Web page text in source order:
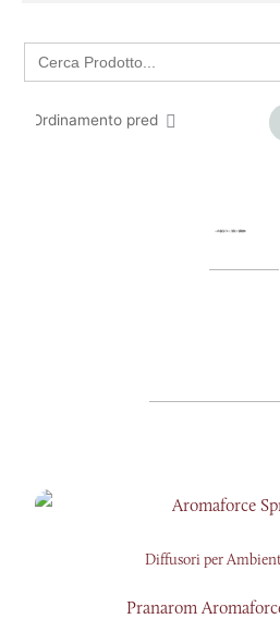
Search
for:
Diffusori per
Pranarom